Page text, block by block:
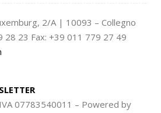
2/A | 10093 – Collegno
28 23 Fax: +39 011 779 27 49
07783540011 – Powered by